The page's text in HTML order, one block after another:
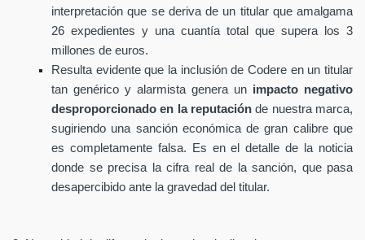
interpretación que se deriva de un titular que amalgama
26 expedientes y una cuantía total que supera los 3
millones de euros.
Resulta evidente que la inclusión de Codere en un titular
tan genérico y alarmista genera un impacto negativo
desproporcionado en la reputación de nuestra marca,
sugiriendo una sanción económica de gran calibre que
es completamente falsa. Es en el detalle de la noticia
donde se precisa la cifra real de la sanción, que pasa
desapercibido ante la gravedad del titular.